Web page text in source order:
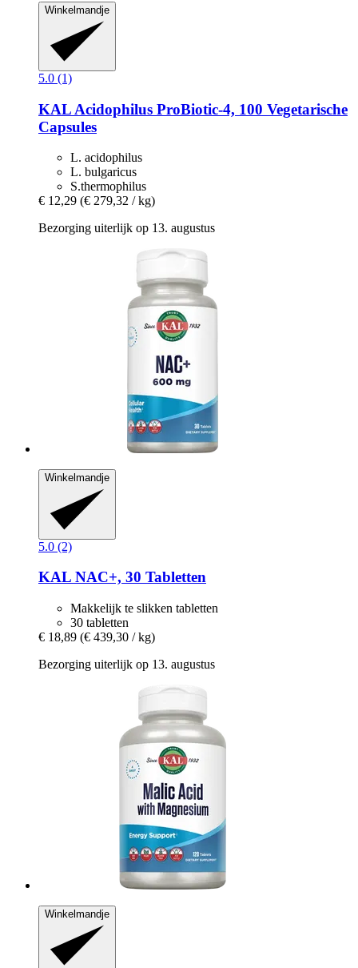
Winkelmandje
5.0 (1)
KAL Acidophilus ProBiotic-​4, 100 Vegetarische
Capsules
L. acidophilus
L. bulgaricus
S.thermophilus
€ 12,29 (€ 279,32 / kg)
Bezorging uiterlijk op 13. augustus
Winkelmandje
5.0 (2)
KAL NAC+, 30 Tabletten
Makkelijk te slikken tabletten
30 tabletten
€ 18,89 (€ 439,30 / kg)
Bezorging uiterlijk op 13. augustus
Winkelmandje